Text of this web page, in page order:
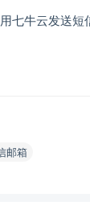
七牛云发送
邮箱